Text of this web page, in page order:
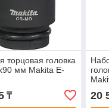
торцовая головка
мм Makita E-
₸ 20